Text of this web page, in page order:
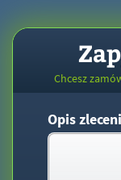
Chcesz
Opis